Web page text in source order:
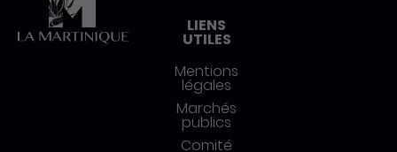
LIENS
UTILES
Mentions
légales
Marchés
publics
Comité